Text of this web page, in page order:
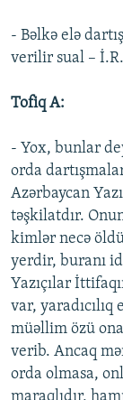
- Bəlkə elə
verilir sual –
Tofiq A:
- Yox, bunlar
orda
Azərbaycan
təşkilatdır.
kimlər necə
yerdir, buranı
Yazıçılar
var,
müəllim özü
verib. Ancaq
orda olmasa,